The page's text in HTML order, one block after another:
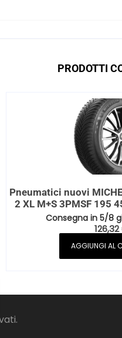
PRODOTTI
Pneumatici nuovi
2 XL M+S 3PMSF 195
Consegna in 5/8
126,32
AGGIUNGI AL